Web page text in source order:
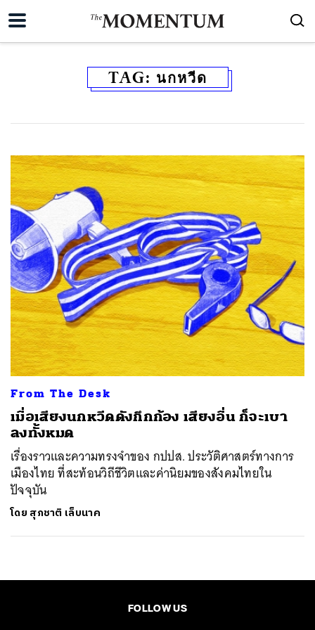
TAG: นกหวีด
From The Desk
เมื่อเสียงนกหวีดดังกึกก้อง เสียงอื่น ก็จะเบา
ลงทั้งหมด
เรื่องราวและความทรงจำของ กปปส. ประวัติศาสตร์ทางการ
เมืองไทย ที่สะท้อนวิถีชีวิตและค่านิยมของสังคมไทยใน
ปัจจุบัน
โดย สุภชาติ เล็บนาค
FOLLOW US
ค้นหา
SHARE TWEET LINE EMAIL